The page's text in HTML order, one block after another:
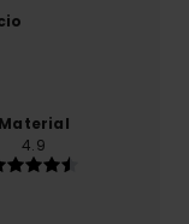
Material
4.9